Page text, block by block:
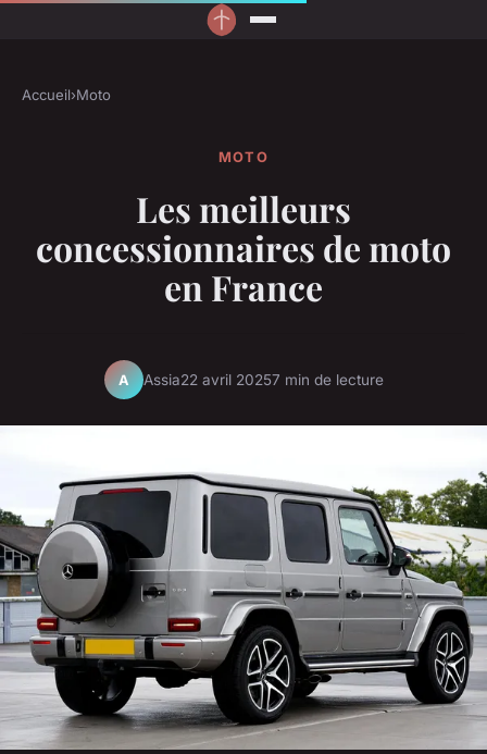
Accueil›Moto
MOTO
Les meilleurs
concessionnaires de moto
en France
A Assia22 avril 20257 min de lecture